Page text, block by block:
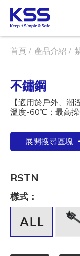
首頁 產品介紹
不鏽鋼
【適用於戶外、
溫度-60℃；最高操
展開搜尋區塊
RSTN
樣式：